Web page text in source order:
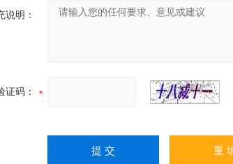
说明：
证码：